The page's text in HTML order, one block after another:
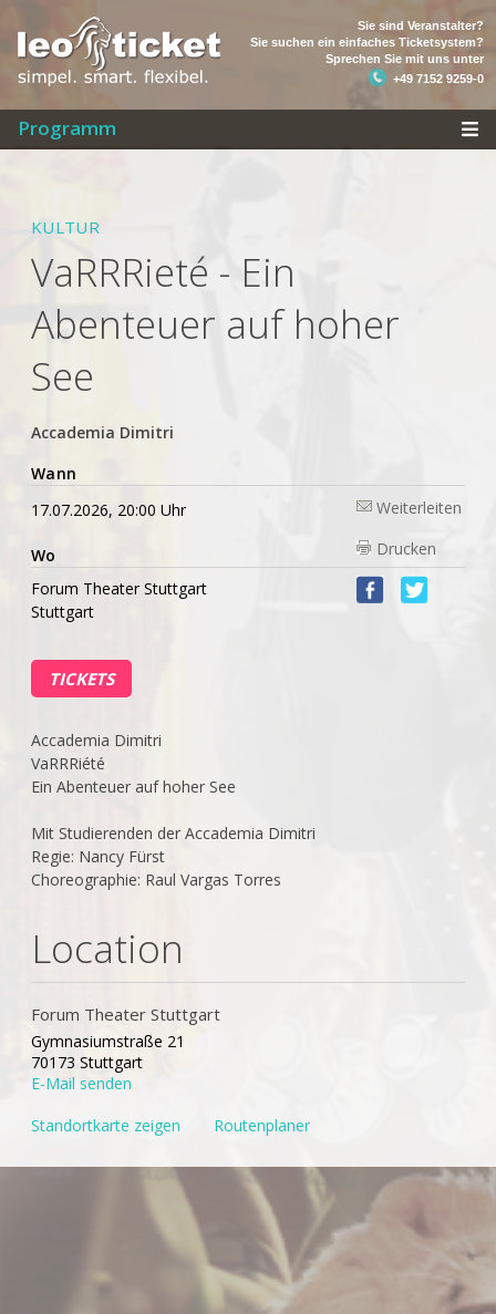
Sie sind Veranstalter?
Sie suchen ein einfaches Ticketsystem?
Sprechen Sie mit uns unter
+49 7152 9259-0
Programm
KULTUR
VaRRRieté - Ein
Abenteuer auf hoher
See
Accademia Dimitri
Wann
17.07.2026, 20:00 Uhr
Weiterleiten
Wo
Drucken
Forum Theater Stuttgart
Stuttgart
TICKETS
Accademia Dimitri
VaRRRiété
Ein Abenteuer auf hoher See
Mit Studierenden der Accademia Dimitri
Regie: Nancy Fürst
Choreographie: Raul Vargas Torres
Location
Forum Theater Stuttgart
Gymnasiumstraße 21
70173 Stuttgart
E-Mail senden
Standortkarte zeigen Routenplaner